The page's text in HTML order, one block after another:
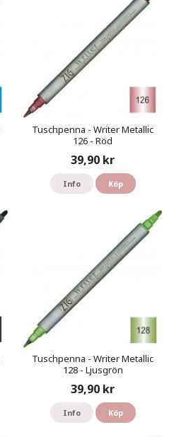
Tuschpenna - Writer Metallic
126 - Röd
39,90 kr
Info Köp
Tuschpenna - Writer Metallic
128 - Ljusgrön
39,90 kr
Info Köp